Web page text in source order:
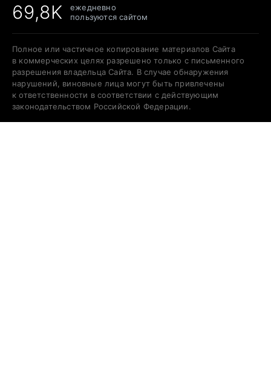
69,8K
ежедневно
пользуются сайтом
Полное или частичное копирование материалов Сайта
в коммерческих целях разрешено только с письменного
разрешения владельца Сайта. В случае обнаружения
нарушений, виновные лица могут быть привлечены
к ответственности в соответствии с действующим
законодательством Российской Федерации.